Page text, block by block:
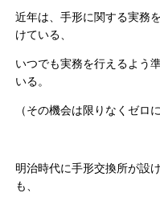
近年は、手形に関する実務
けている、
いつでも実務を行えるよう
いる。
（その機会は限りなくゼロ
明治時代に手形交換所が設
も、